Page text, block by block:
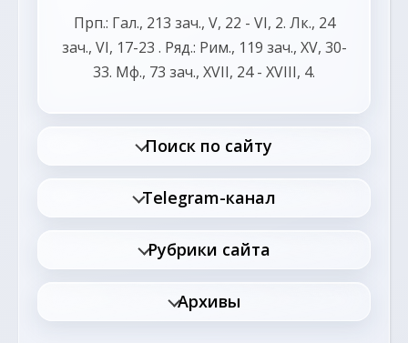
Прп.: Гал., 213 зач., V, 22 - VI, 2. Лк., 24
зач., VI, 17-23 . Ряд.: Рим., 119 зач., XV, 30-
33. Мф., 73 зач., XVII, 24 - XVIII, 4.
Поиск по сайту
Telegram-канал
Рубрики сайта
Архивы